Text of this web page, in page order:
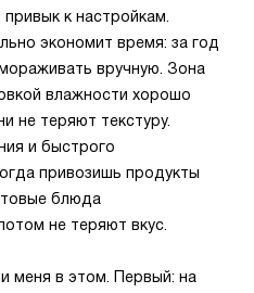
к настройкам.
экономит время: за год
вручную. Зона
влажности хорошо
не теряют текстуру.
и быстрого
привозишь продукты
блюда
не теряют вкус.
меня в этом. Первый: на